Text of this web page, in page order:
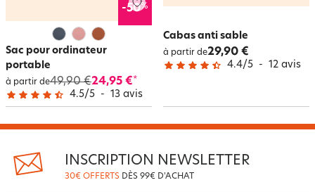
-50%
Sac pour ordinateur
portable
à partir de49,90 €24,95 €*
4.5/5 - 13 avis
Cabas anti sable
à partir de29,90 €
4.4/5 - 12 avis
INSCRIPTION NEWSLETTER
30€ OFFERTS DÈS 99€ D'ACHAT